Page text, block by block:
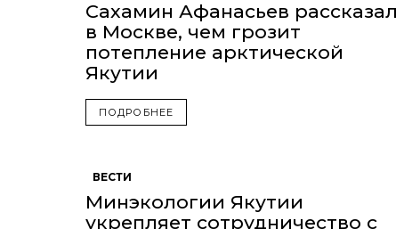
Сахамин Афанасьев рассказал
в Москве, чем грозит
потепление арктической
Якутии
ПОДРОБНЕЕ
ВЕСТИ
Минэкологии Якутии
укрепляет сотрудничество с